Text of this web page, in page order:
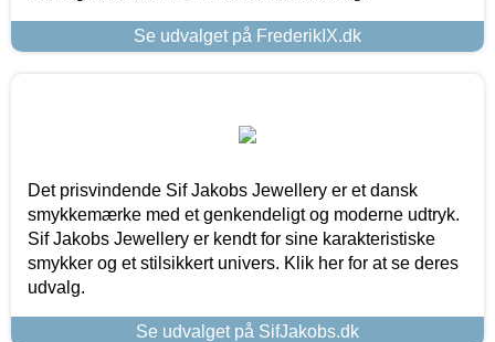
Se udvalget på FrederikIX.dk
Det prisvindende Sif Jakobs Jewellery er et dansk
smykkemærke med et genkendeligt og moderne udtryk.
Sif Jakobs Jewellery er kendt for sine karakteristiske
smykker og et stilsikkert univers. Klik her for at se deres
udvalg.
Se udvalget på SifJakobs.dk